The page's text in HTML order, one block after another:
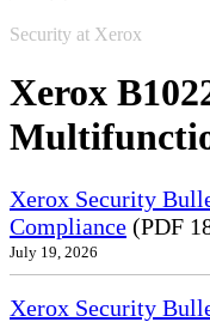
Security at Xerox
Xerox
Xerox Security
Compliance (PDF
July 19, 2026
Xerox Security